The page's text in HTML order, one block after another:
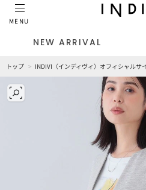
MENU
NEW ARRIVAL
トップ INDIVI（インディヴィ）オフィシャルサ